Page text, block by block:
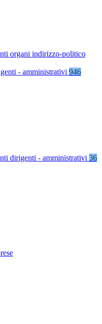
organi indirizzo-politico
- amministrativi 946
dirigenti - amministrativi 36